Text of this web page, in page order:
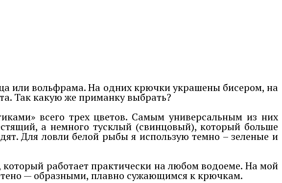
или вольфрама. На одних крючки украшены бисером, на
Так какую же приманку выбрать?
всего трех цветов. Самым универсальным из них
а немного тусклый (свинцовый), который больше
Для ловли белой рыбы я использую темно – зеленые и
работает практически на любом водоеме. На мой
— образными, плавно сужающимся к крючкам.